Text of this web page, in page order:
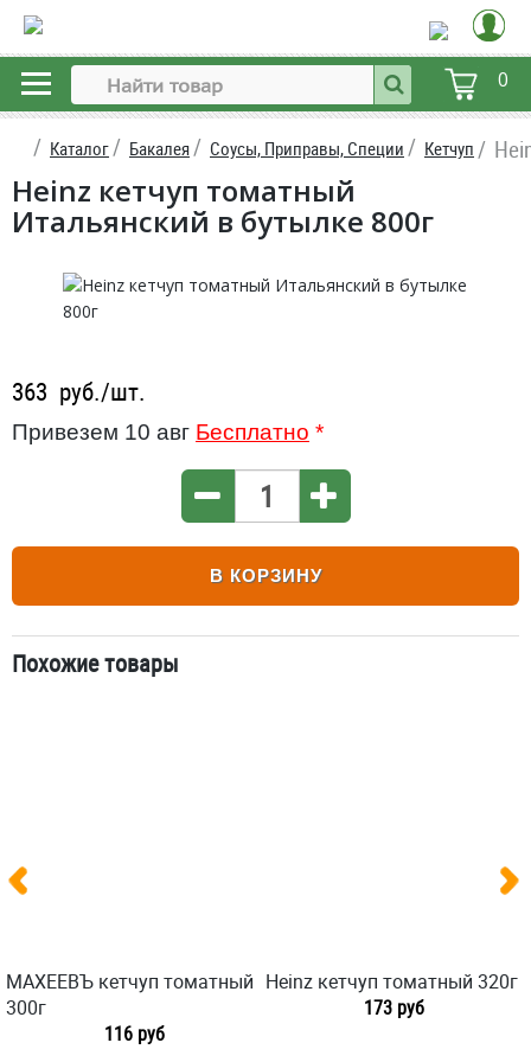
0
Каталог Бакалея Соусы, Приправы, Специи Кетчуп
Heinz кетчуп томатный
Итальянский в бутылке 800г
363 руб./шт.
Привезем 10 авг Бесплатно *
В КОРЗИНУ
Похожие товары
МАХЕЕВЪ кетчуп томатный
300г
116 руб
Heinz кетчуп томатный 320г
173 руб